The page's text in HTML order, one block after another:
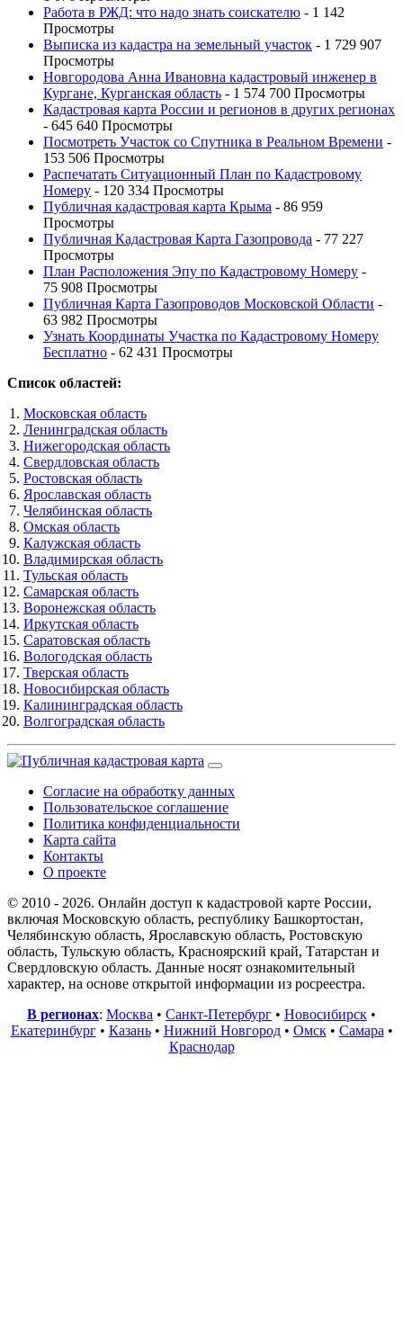
Работа в РЖД: что надо знать соискателю - 1 142
Просмотры
Выписка из кадастра на земельный участок - 1 729 907
Просмотры
Новгородова Анна Ивановна кадастровый инженер в
Кургане, Курганская область - 1 574 700 Просмотры
Кадастровая карта России и регионов в других регионах
- 645 640 Просмотры
Посмотреть Участок со Спутника в Реальном Времени -
153 506 Просмотры
Распечатать Ситуационный План по Кадастровому
Номеру - 120 334 Просмотры
Публичная кадастровая карта Крыма - 86 959
Просмотры
Публичная Кадастровая Карта Газопровода - 77 227
Просмотры
План Расположения Эпу по Кадастровому Номеру -
75 908 Просмотры
Публичная Карта Газопроводов Московской Области -
63 982 Просмотры
Узнать Координаты Участка по Кадастровому Номеру
Бесплатно - 62 431 Просмотры
Список областей:
Московская область
Ленинградская область
Нижегородская область
Свердловская область
Ростовская область
Ярославская область
Челябинская область
Омская область
Калужская область
Владимирская область
Тульская область
Самарская область
Воронежская область
Иркутская область
Саратовская область
Вологодская область
Тверская область
Новосибирская область
Калининградская область
Волгоградская область
Согласие на обработку данных
Пользовательское соглашение
Политика конфиденциальности
Карта сайта
Контакты
О проекте
© 2010 - 2026. Онлайн доступ к кадастровой карте России,
включая Московскую область, республику Башкортостан,
Челябинскую область, Ярославскую область, Ростовскую
область, Тульскую область, Красноярский край, Татарстан и
Свердловскую область. Данные носят ознакомительный
характер, на основе открытой информации из росреестра.
В регионах: Москва • Санкт-Петербург • Новосибирск •
Екатеринбург• Казань• Нижний Новгород• Омск• Самара •
Краснодар